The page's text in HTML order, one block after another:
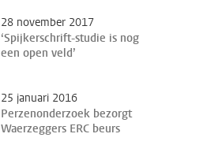
28 november 2017
‘Spijkerschrift-studie is nog
een open veld’
25 januari 2016
Perzenonderzoek bezorgt
Waerzeggers ERC beurs